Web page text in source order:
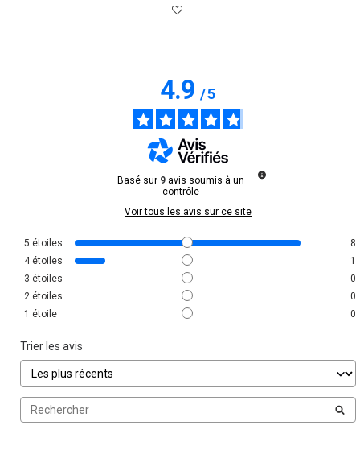
4.9/5
Basé sur 9 avis soumis à un
contrôle
Voir tous les avis sur ce site
5 étoiles
8
4 étoiles
1
3 étoiles
0
2 étoiles
0
1 étoile 0
Trier les avis